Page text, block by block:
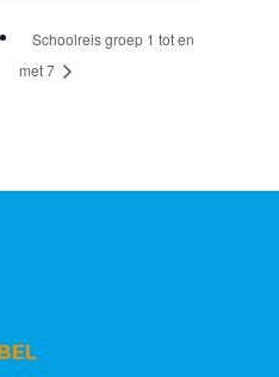
Schoolreis groep 1 tot en
met 7